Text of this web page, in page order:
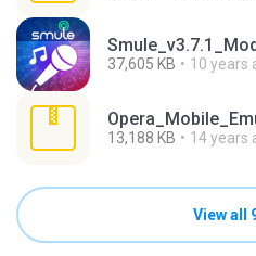
37,605 KB 10 years
13,188 KB 14 years
View all